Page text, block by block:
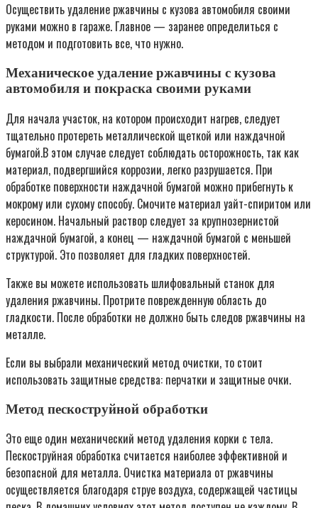
Осуществить удаление ржавчины с кузова автомобиля своими
руками можно в гараже. Главное — заранее определиться с
методом и подготовить все, что нужно.
Механическое удаление ржавчины с кузова
автомобиля и покраска своими руками
Для начала участок, на котором происходит нагрев, следует
тщательно протереть металлической щеткой или наждачной
бумагой.В этом случае следует соблюдать осторожность, так как
материал, подвергшийся коррозии, легко разрушается. При
обработке поверхности наждачной бумагой можно прибегнуть к
мокрому или сухому способу. Смочите материал уайт-спиритом или
керосином. Начальный раствор следует за крупнозернистой
наждачной бумагой, а конец — наждачной бумагой с меньшей
структурой. Это позволяет для гладких поверхностей.
Также вы можете использовать шлифовальный станок для
удаления ржавчины. Протрите поврежденную область до
гладкости. После обработки не должно быть следов ржавчины на
металле.
Если вы выбрали механический метод очистки, то стоит
использовать защитные средства: перчатки и защитные очки.
Метод пескоструйной обработки
Это еще один механический метод удаления корки с тела.
Пескоструйная обработка считается наиболее эффективной и
безопасной для металла. Очистка материала от ржавчины
осуществляется благодаря струе воздуха, содержащей частицы